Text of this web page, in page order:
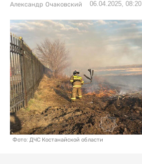
Александр Очаковский 06.04.2025, 08:20
Фото: ДЧС Костанайской области